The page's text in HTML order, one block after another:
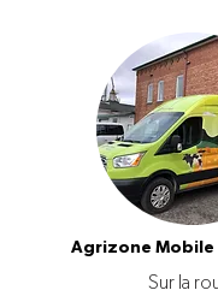
Agrizone Mobile
Sur la